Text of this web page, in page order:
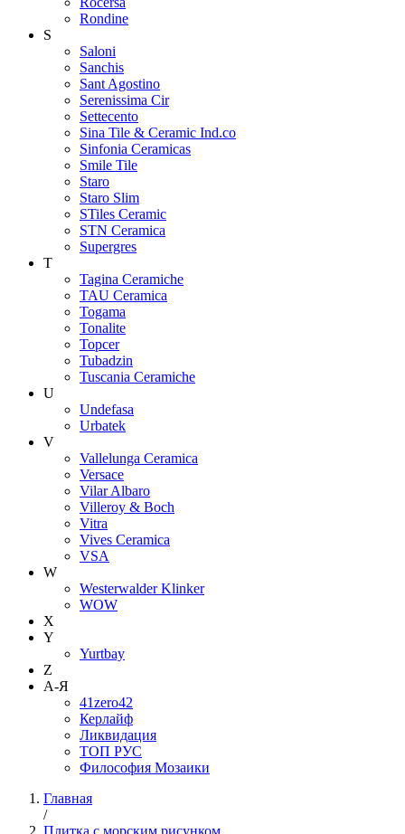
Rondine
S
Saloni
Sanchis
Sant Agostino
Serenissima Cir
Settecento
Sina Tile & Ceramic Ind.co
Sinfonia Ceramicas
Smile Tile
Staro
Staro Slim
STiles Ceramic
STN Ceramica
Supergres
T
Tagina Ceramiche
TAU Ceramica
Togama
Tonalite
Topcer
Tubadzin
Tuscania Ceramiche
U
Undefasa
Urbatek
V
Vallelunga Ceramica
Versace
Vilar Albaro
Villeroy & Boch
Vitra
Vives Ceramica
VSA
W
Westerwalder Klinker
WOW
X
Y
Yurtbay
Z
А-Я
41zero42
Керлайф
Ликвидация
ТОП РУС
Философия Мозаики
Главная
/
Плитка с морским рисунком